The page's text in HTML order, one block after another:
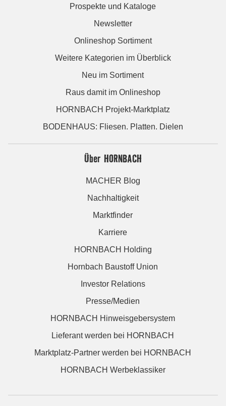
Prospekte und Kataloge
Newsletter
Onlineshop Sortiment
Weitere Kategorien im Überblick
Neu im Sortiment
Raus damit im Onlineshop
HORNBACH Projekt-Marktplatz
BODENHAUS: Fliesen. Platten. Dielen
Über HORNBACH
MACHER Blog
Nachhaltigkeit
Marktfinder
Karriere
HORNBACH Holding
Hornbach Baustoff Union
Investor Relations
Presse/Medien
HORNBACH Hinweisgebersystem
Lieferant werden bei HORNBACH
Marktplatz-Partner werden bei HORNBACH
HORNBACH Werbeklassiker